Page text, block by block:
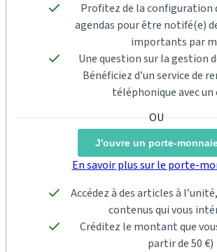
Profitez de la configuration
agendas pour être notifé(e)
importants par
Une question sur la gestion
Bénéficiez d’un service de
téléphonique avec un
J'ouvre un porte-
En savoir plus sur le porte-
Accédez à des articles à
contenus qui vous
Créditez le montant que
partir de 50 €)